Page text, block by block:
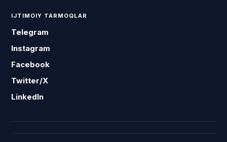
IJTIMOIY TARMOQLAR
Telegram
Instagram
Facebook
Twitter/X
LinkedIn